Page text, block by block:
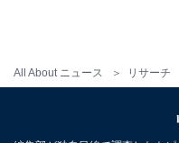
All About ニュース リサーチ